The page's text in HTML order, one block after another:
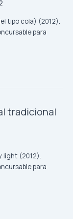
tipo cola) (2012).
para
tradicional
light (2012).
para